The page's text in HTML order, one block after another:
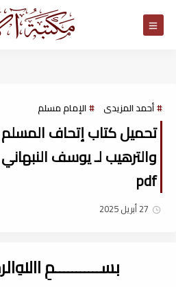
أحمد المزيدى الإمام مسلم
تحميل كتاب إتحاف المسلم
والترهيب لـ يوسف
pdf
27 أبريل 2025
بســـــــــــمِ